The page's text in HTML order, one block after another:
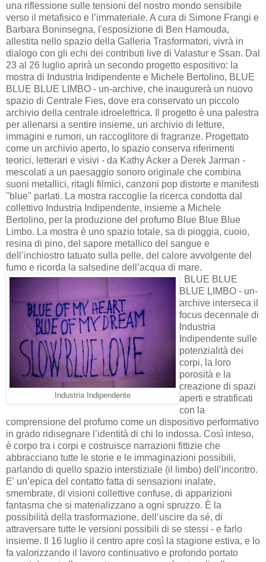
una riflessione sulle tensioni del nostro mondo sensibile
verso il metafisico e l’immateriale. A cura di Simone Frangi e
Barbara Boninsegna, l'esposizione di Ben Hamouda,
allestita nello spazio della Galleria Trasformatori, vivrà in
dialogo con gli echi dei contributi live di Valastur e Ssan. Dal
23 al 26 luglio aprirà un secondo progetto espositivo: la
mostra di Industria Indipendente e Michele Bertolino, BLUE
BLUE BLUE LIMBO - un-archive, che inaugurerà un nuovo
spazio di Centrale Fies, dove era conservato un piccolo
archivio della centrale idroelettrica. Il progetto è una palestra
per allenarsi a sentire insieme, un archivio di letture,
immagini e rumori, un raccoglitore di fragranze. Progettato
come un archivio aperto, lo spazio conserva riferimenti
teorici, letterari e visivi - da Kathy Acker a Derek Jarman -
mescolati a un paesaggio sonoro originale che combina
suoni metallici, ritagli filmici, canzoni pop distorte e manifesti
"blue" parlati. La mostra raccoglie la ricerca condotta dal
collettivo Industria Indipendente, insieme a Michele
Bertolino, per la produzione del profumo Blue Blue Blue
Limbo. La mostra è uno spazio totale, sa di pioggia, cuoio,
resina di pino, del sapore metallico del sangue e
dell’inchiostro tatuato sulla pelle, del calore avvolgente del
fumo e ricorda la salsedine dell’acqua di mare.
Industria Indipendente
BLUE BLUE
BLUE LIMBO - un-
archive interseca il
focus decennale di
Industria
Indipendente sulle
potenzialità dei
corpi, la loro
porosità e la
creazione di spazi
aperti e stratificati
con la
comprensione del profumo come un dispositivo performativo
in grado ridisegnare l’identità di chi lo indossa. Così inteso,
è corpo tra i corpi e costruisce narrazioni fittizie che
abbracciano tutte le storie e le immaginazioni possibili,
parlando di quello spazio interstiziale (il limbo) dell’incontro.
E' un’epica del contatto fatta di sensazioni inalate,
smembrate, di visioni collettive confuse, di apparizioni
fantasma che si materializzano a ogni spruzzo. È la
possibilità della trasformazione, dell’uscire da sé, di
attraversare tutte le versioni possibili di se stessi - e farlo
insieme. Il 16 luglio il centro apre così la stagione estiva, e lo
fa valorizzando il lavoro continuativo e profondo portato